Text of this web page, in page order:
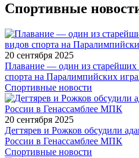
Спортивные
20 сентября 2025
Плавание — один из старейших
спорта на Паралимпийских
Спортивные новости
20 сентября 2025
Дегтярев и Рожков обсудили
России в Генассамблее МПК
Спортивные новости